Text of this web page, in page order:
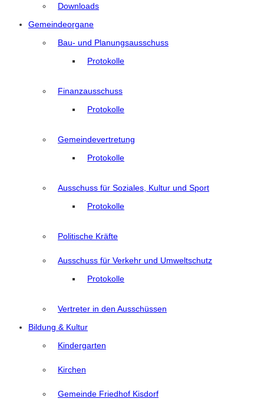
Downloads
Gemeindeorgane
Bau- und Planungsausschuss
Protokolle
Finanzausschuss
Protokolle
Gemeindevertretung
Protokolle
Ausschuss für Soziales, Kultur und Sport
Protokolle
Politische Kräfte
Ausschuss für Verkehr und Umweltschutz
Protokolle
Vertreter in den Ausschüssen
Bildung & Kultur
Kindergarten
Kirchen
Gemeinde Friedhof Kisdorf